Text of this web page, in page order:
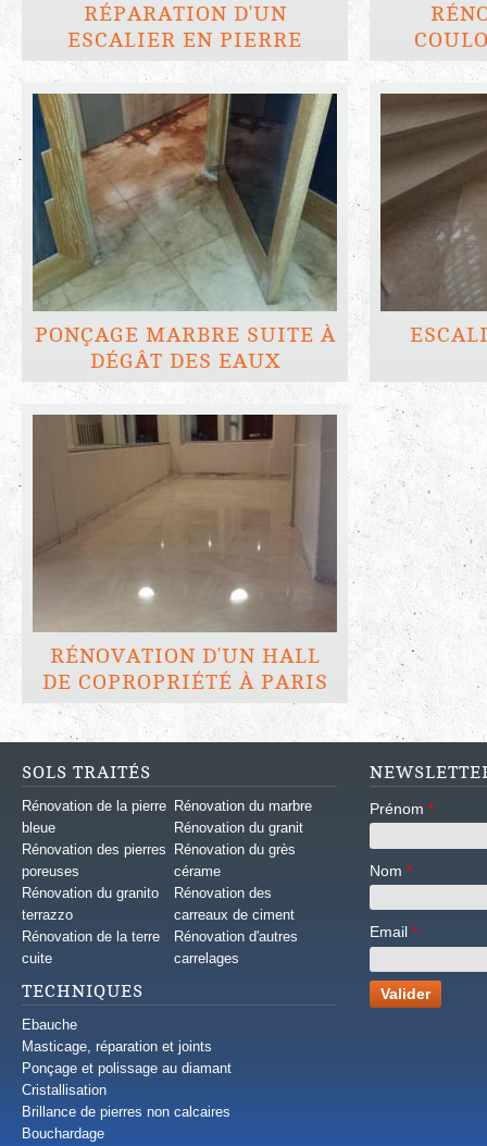
RÉPARATION D'UN
ESCALIER EN PIERRE
PONÇAGE MARBRE SUITE À
DÉGÂT DES EAUX
RÉNOVATION D'UN HALL
DE COPROPRIÉTÉ À PARIS
SOLS TRAITÉS
Rénovation de la pierre
bleue
Rénovation du marbre
Rénovation du granit
Rénovation des pierres
poreuses
Rénovation du grès
cérame
Rénovation du granito
terrazzo
Rénovation des
carreaux de ciment
Rénovation de la terre
cuite
Rénovation d'autres
carrelages
TECHNIQUES
Ebauche
Masticage, réparation et joints
Ponçage et polissage au diamant
Cristallisation
Brillance de pierres non calcaires
Bouchardage
Prénom *
Nom *
Email *